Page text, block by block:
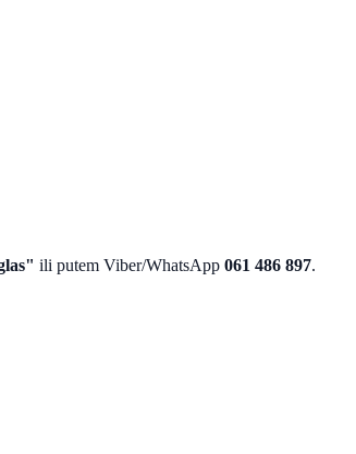
ili putem Viber/WhatsApp 061 486 897.